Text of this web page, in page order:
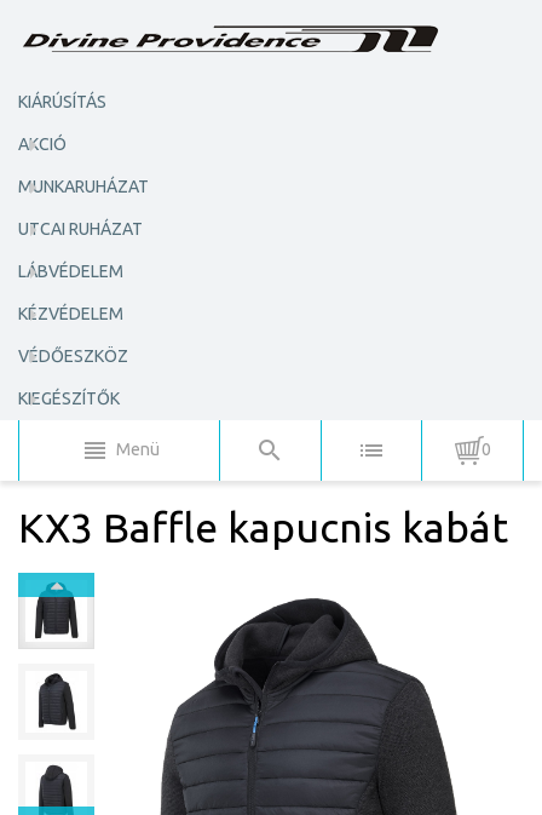
KIÁRÚSÍTÁS
AKCIÓ
MUNKARUHÁZAT
UTCAI RUHÁZAT
LÁBVÉDELEM
KÉZVÉDELEM
VÉDŐESZKÖZ
KIEGÉSZÍTŐK
Menü 0
KX3 Baffle kapucnis kabát